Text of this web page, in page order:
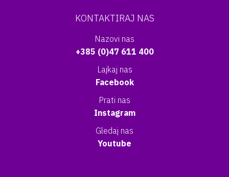
KONTAKTIRAJ NAS
Nazovi nas
+385 (0)47 611 400
Lajkaj nas
Facebook
Prati nas
Instagram
Gledaj nas
Youtube